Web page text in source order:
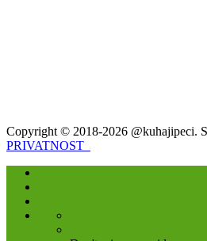
Copyright © 2018-2026 @kuhajipeci.
PRIVATNOST